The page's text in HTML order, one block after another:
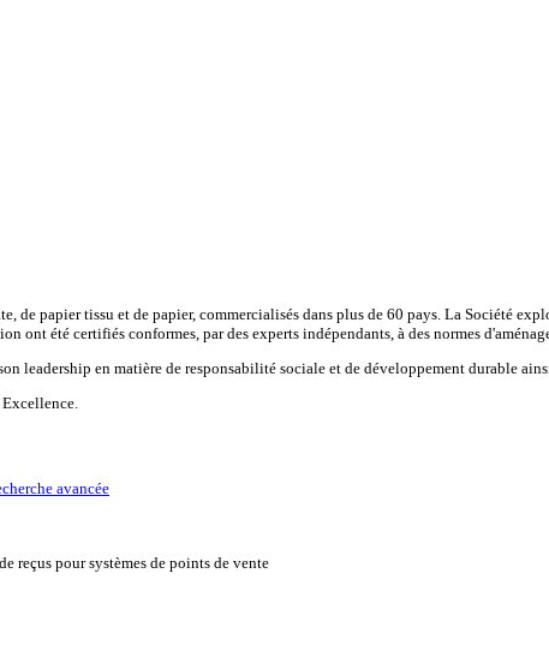
de papier tissu et de papier, commercialisés dans plus de 60 pays. La Société
été certifiés conformes, par des experts indépendants, à des normes
leadership en matière de responsabilité sociale et de développement durable
avancée
reçus pour systèmes de points de vente